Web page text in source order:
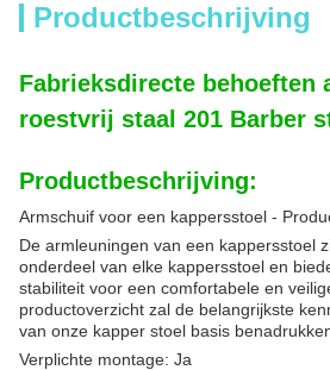
Productbeschrijving
Fabrieksdirecte behoeften
roestvrij staal 201 Barber
Productbeschrijving:
Armschuif voor een kappersstoel -
De armleuningen van een kappersstoel
onderdeel van elke kappersstoel en
stabiliteit voor een comfortabele en
productoverzicht zal de belangrijkste
van onze kapper stoel basis
Verplichte montage: Ja